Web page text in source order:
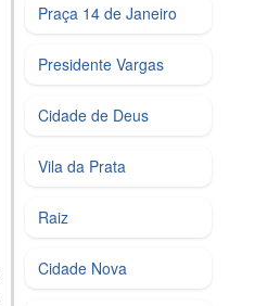
Praça 14 de Janeiro
Presidente Vargas
Cidade de Deus
Vila da Prata
Raiz
Cidade Nova